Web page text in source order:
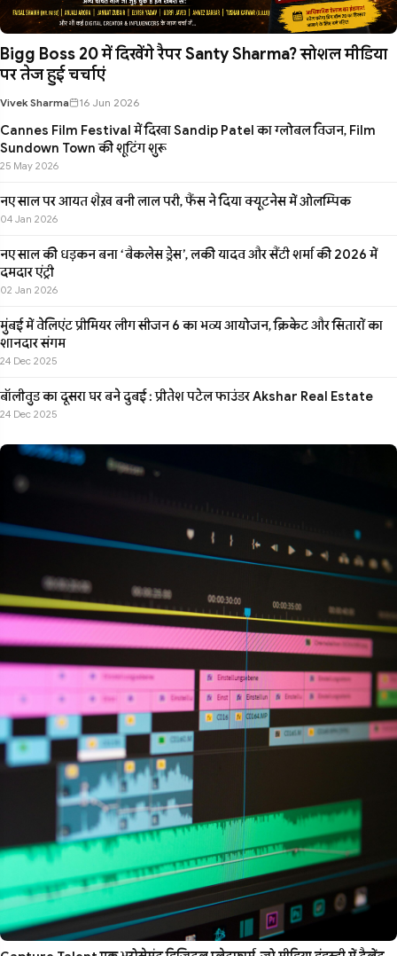
Bigg Boss 20 में दिखेंगे रैपर Santy Sharma? सोशल मीडिया
पर तेज हुई चर्चाएं
Vivek Sharma 16 Jun 2026
Cannes Film Festival में दिखा Sandip Patel का ग्लोबल विजन, Film
Sundown Town की शूटिंग शुरू
25 May 2026
नए साल पर आयत शैख़ बनी लाल परी, फैंस ने दिया क्यूटनेस में ओलम्पिक
04 Jan 2026
नए साल की धड़कन बना ‘बैकलेस ड्रेस’, लकी यादव और सैंटी शर्मा की 2026 में
दमदार एंट्री
02 Jan 2026
मुंबई में वेलिएंट प्रीमियर लीग सीजन 6 का भव्य आयोजन, क्रिकेट और सितारों का
शानदार संगम
24 Dec 2025
बॉलीवुड का दूसरा घर बने दुबई : प्रीतेश पटेल फाउंडर Akshar Real Estate
24 Dec 2025